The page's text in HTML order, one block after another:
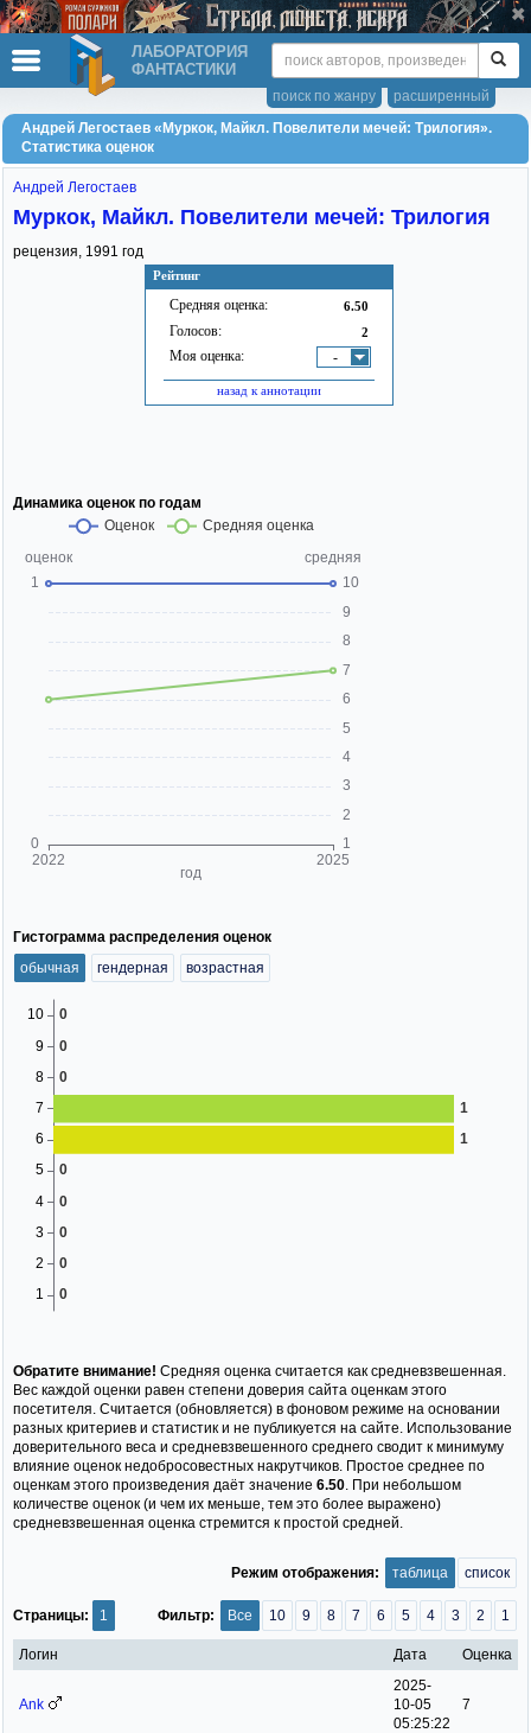
ЛАБОРАТОРИЯ
ФАНТАСТИКИ
расширенный
поиск по жанру
Андрей Легостаев «Муркок, Майкл. Повелители мечей: Трилогия».
Статистика оценок
Рейтинг
Средняя оценка: 6.50
Голосов: 2
Моя оценка: -
назад к аннотации
Андрей Легостаев
Муркок, Майкл. Повелители мечей: Трилогия
рецензия, 1991 год
Динамика оценок по годам
Гистограмма распределения оценок
обычная
гендерная возрастная
Обратите внимание! Средняя оценка считается как средневзвешенная.
Вес каждой оценки равен степени доверия сайта оценкам этого
посетителя. Считается (обновляется) в фоновом режиме на основании
разных критериев и статистик и не публикуется на сайте. Использование
доверительного веса и средневзвешенного среднего сводит к минимуму
влияние оценок недобросовестных накрутчиков. Простое среднее по
оценкам этого произведения даёт значение 6.50 . При небольшом
количестве оценок (и чем их меньше, тем это более выражено)
средневзвешенная оценка стремится к простой средней.
Режим отображения: таблица список
Все 10 9 8 7 6 5 4 3 2 1
Фильтр:
Страницы: 1
Логин Дата Оценка
Ank
2025-
10-05
05:25:22
7